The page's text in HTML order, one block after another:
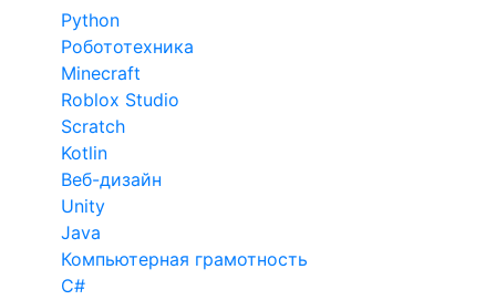
Python
Робототехника
Minecraft
Roblox Studio
Scratch
Kotlin
Веб-дизайн
Unity
Java
Компьютерная грамотность
C#